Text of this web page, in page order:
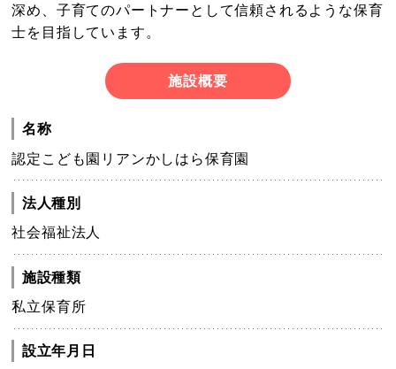
深め、子育てのパートナーとして信頼されるような保育
士を目指しています。
施設概要
名称
認定こども園リアンかしはら保育園
法人種別
社会福祉法人
施設種類
私立保育所
設立年月日